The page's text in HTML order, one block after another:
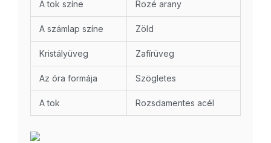
A tok színe Rozé arany
A számlap színe Zöld
Kristályüveg Zafírüveg
Az óra formája Szögletes
A tok Rozsdamentes acél